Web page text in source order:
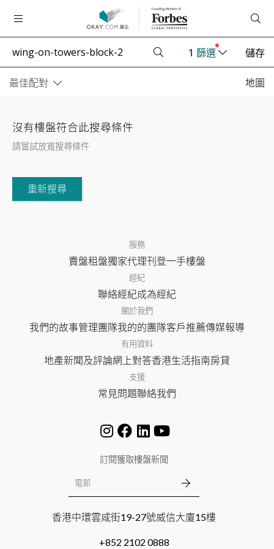
1 篩選 儲存
最佳配對 地圖
沒有樓盤符合此搜尋條件
請嘗試放寬搜尋條件
重新搜尋
服務
賣盤租盤獨家代理刊登一手樓盤
經紀
聯絡經紀成為經紀
關於我們
我們的故事管理團隊我的的團隊客戶推薦傳媒報導
有用資料
地產新聞及評論網上對答香港生活指南房貸
支援
常見問題聯絡我們
訂閱獲取樓盤新聞
香港中環雲咸街19-27號威信大廈15樓
+852 2102 0888